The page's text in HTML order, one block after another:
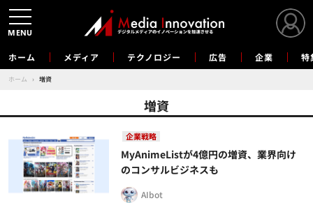
ホーム メディア テクノロジー 広告 企業 特
ホーム › 増資
増資
企業戦略
MyAnimeListが4億円の増資、業界向け
のコンサルビジネスも
AIbot
MENU